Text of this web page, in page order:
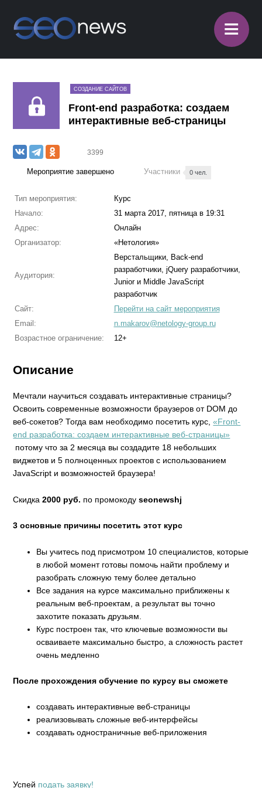
≡
СОЗДАНИЕ САЙТОВ
Front-end разработка: создаем
интерактивные веб-страницы
3399
Мероприятие завершено Участники 0 чел.
Тип мероприятия:
Курс
Начало:
31 марта 2017, пятница в 19:31
Адрес:
Онлайн
Организатор:
«Нетология»
Аудитория:
Верстальщики, Back-end
разработчики, jQuery разработчики,
Junior и Middle JavaScript
разработчик
Сайт:
Перейти на сайт мероприятия
Email:
n.makarov@netology-group.ru
Возрастное ограничение:
12+
Описание
Мечтали научиться создавать интерактивные страницы?
Освоить современные возможности браузеров от DOM до
веб-сокетов? Тогда вам необходимо посетить курс,«Front-
end разработка: создаем интерактивные веб-страницы»
потому что за 2 месяца вы создадите 18 небольших
виджетов и 5 полноценных проектов с использованием
JavaScript и возможностей браузера!
Скидка2000 руб. по промокодуseonewshj
3 основные причины посетить этот курс
Вы учитесь под присмотром 10 специалистов, которые
в любой момент готовы помочь найти проблему и
разобрать сложную тему более детально
Все задания на курсе максимально приближены к
реальным веб-проектам, а результат вы точно
захотите показать друзьям.
Курс построен так, что ключевые возможности вы
осваиваете максимально быстро, а сложность растет
очень медленно
После прохождения обучение по курсу вы сможете
создавать интерактивные веб-страницы
реализовывать сложные веб-интерфейсы
создавать одностраничные веб-приложения
Успей подать заявку!